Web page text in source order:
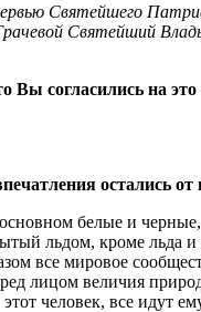
Святейшего
Святейший
согласились на
остались
белые и
льдом, кроме льда
все мировое
лицом величия
человек, все идут